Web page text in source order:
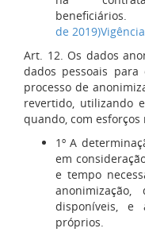
de 2019)Vigência
Art. 12. Os dados
dados pessoais
processo de
revertido, utilizando
quando, com
1º A
em
e tempo
disponíveis, e
próprios.